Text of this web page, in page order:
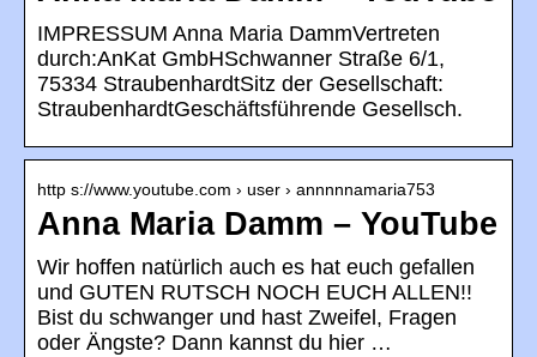
IMPRESSUM Anna Maria DammVertreten
durch:AnKat GmbHSchwanner Straße 6/1,
75334 StraubenhardtSitz der Gesellschaft:
StraubenhardtGeschäftsführende Gesellsch.
http s://www.youtube.com › user › annnnnamaria753
Anna Maria Damm – YouTube
Wir hoffen natürlich auch es hat euch gefallen
und GUTEN RUTSCH NOCH EUCH ALLEN!!
Bist du schwanger und hast Zweifel, Fragen
oder Ängste? Dann kannst du hier …